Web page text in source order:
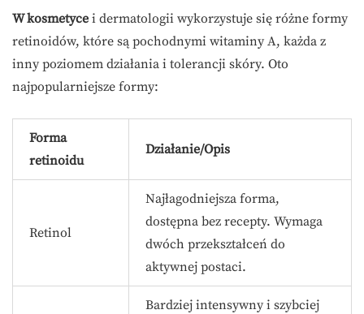
W kosmetyce i dermatologii wykorzystuje się różne formy
retinoidów, które są pochodnymi witaminy A, każda z
inny poziomem działania i tolerancji skóry. Oto
najpopularniejsze formy:
Forma
retinoidu
Działanie/Opis
Retinol
Najłagodniejsza forma,
dostępna bez recepty. Wymaga
dwóch przekształceń do
aktywnej postaci.
Bardziej intensywny i szybciej